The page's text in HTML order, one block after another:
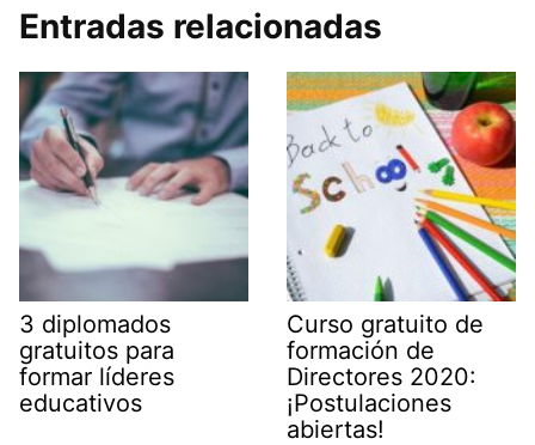
Entradas relacionadas
3 diplomados
gratuitos para
formar líderes
educativos
Curso gratuito de
formación de
Directores 2020:
¡Postulaciones
abiertas!